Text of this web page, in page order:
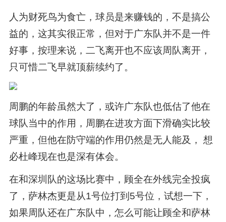
人为财死鸟为食亡，球员是来赚钱的，不是搞公
益的，这其实很正常，但对于广东队并不是一件
好事，按理来说，二飞离开也不应该周队离开，
只可惜二飞早就顶薪续约了。
周鹏的年龄虽然大了，或许广东队也低估了他在
球队当中的作用，周鹏在进攻方面下滑确实比较
严重，但他在防守端的作用仍然是无人能及， 想
必杜峰现在也是深有体会。
在和深圳队的这场比赛中，顾全在外线完全投疯
了，萨林杰更是从1号位打到5号位，试想一下，
如果周队还在广东队中，怎么可能让顾全和萨林